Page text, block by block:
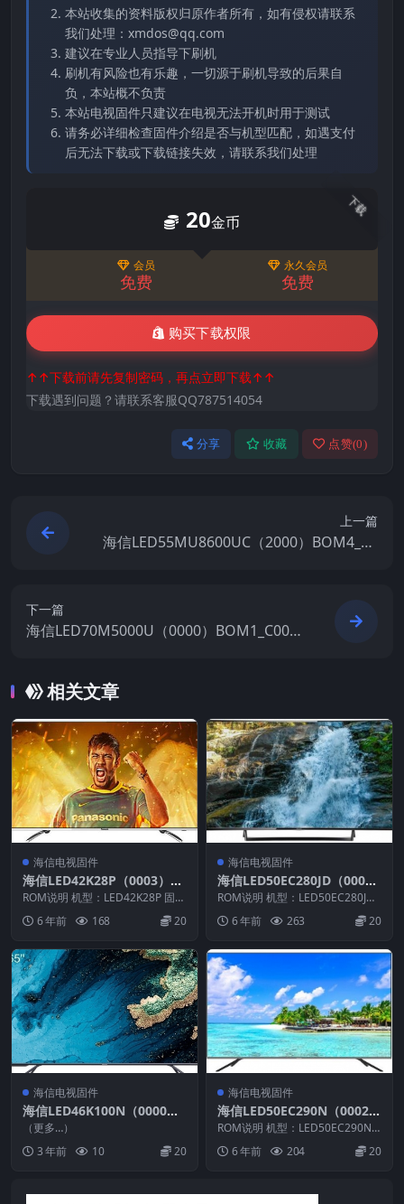
本站收集的资料版权归原作者所有，如有侵权请联系
我们处理：xmdos@qq.com
建议在专业人员指导下刷机
刷机有风险也有乐趣，一切源于刷机导致的后果自
负，本站概不负责
本站电视固件只建议在电视无法开机时用于测试
请务必详细检查固件介绍是否与机型匹配，如遇支付
后无法下载或下载链接失效，请联系我们处理
下载
20金币
会员
免费
永久会员
免费
购买下载权限
↑↑下载前请先复制密码，再点立即下载↑↑
下载遇到问题？请联系客服QQ787514054
分享 收藏 点赞(0)
上一篇
海信LED55MU8600UC（2000）BOM4_C0
下一篇
海信LED70M5000U（0000）BOM1_C006_
相关文章
海信电视固件
海信LED42K28P（0003）B
OM2_C004_20111226官方
原厂USB刷机电视固件包
ROM说明 机型：LED42K28P 固件
版本：（0003） BOM：2 海信L...
6 年前 168 20
海信电视固件
海信LED50EC280JD（000
0）BOM1官方原厂USB刷机
电视固件包
ROM说明 机型：LED50EC280JD
固件版本：（0000） BOM：1 ...
6 年前 263 20
海信电视固件
海信LED46K100N（0000）
BOM1_C004_20120105U盘
刷机固件
（更多…）
3 年前
10 20
海信电视固件
海信LED50EC290N（0002）
BOM3官方原厂USB刷机电视
固件包
ROM说明 机型：LED50EC290N
固件版本：（0002） BOM：3
海...6 年前 204 20